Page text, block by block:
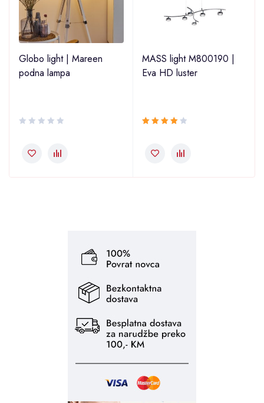
Globo light | Mareen
podna lampa
MASS light M800190 |
Eva HD luster
4.00
od 5